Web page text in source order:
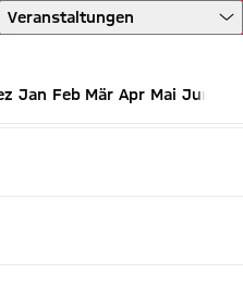
FC Bayern
Veranstaltungen
Jan Feb Mär Apr Mai Jun